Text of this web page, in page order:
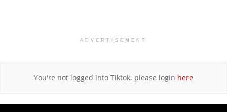
ADVERTISEMENT
You're not logged into Tiktok, please login here